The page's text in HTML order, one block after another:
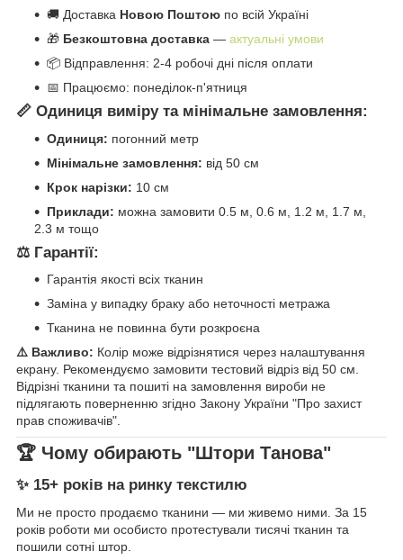
🚚 Доставка Новою Поштою по всій Україні
🎁 Безкоштовна доставка — актуальні умови
📦 Відправлення: 2-4 робочі дні після оплати
📅 Працюємо: понеділок-п'ятниця
📏 Одиниця виміру та мінімальне замовлення:
Одиниця: погонний метр
Мінімальне замовлення: від 50 см
Крок нарізки: 10 см
Приклади: можна замовити 0.5 м, 0.6 м, 1.2 м, 1.7 м,
2.3 м тощо
⚖️ Гарантії:
Гарантія якості всіх тканин
Заміна у випадку браку або неточності метража
Тканина не повинна бути розкроєна
⚠️ Важливо: Колір може відрізнятися через налаштування
екрану. Рекомендуємо замовити тестовий відріз від 50 см.
Відрізні тканини та пошиті на замовлення вироби не
підлягають поверненню згідно Закону України "Про захист
прав споживачів".
🏆 Чому обирають "Штори Танова"
✨ 15+ років на ринку текстилю
Ми не просто продаємо тканини — ми живемо ними. За 15
років роботи ми особисто протестували тисячі тканин та
пошили сотні штор.